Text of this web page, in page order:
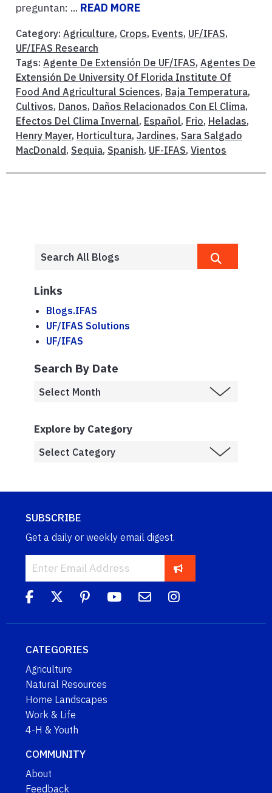
preguntan: ... READ MORE
Category: Agriculture, Crops, Events, UF/IFAS,
UF/IFAS Research
Tags: Agente De Extensión De UF/IFAS, Agentes De
Extensión De University Of Florida Institute Of
Food And Agricultural Sciences, Baja Temperatura,
Cultivos, Danos, Daños Relacionados Con El Clima,
Efectos Del Clima Invernal, Español, Frio, Heladas,
Henry Mayer, Horticultura, Jardines, Sara Salgado
MacDonald , Sequia, Spanish, UF-IFAS, Vientos
Links
Blogs.IFAS
UF/IFAS Solutions
UF/IFAS
Search By Date
Explore by Category
SUBSCRIBE
Get a daily or weekly email digest.
CATEGORIES
Agriculture
Natural Resources
Home Landscapes
Work & Life
4-H & Youth
COMMUNITY
About
Feedback